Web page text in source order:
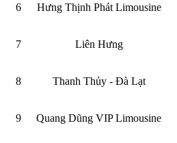
6 Hưng Thịnh Phát Limousine
7 Liên Hưng
8 Thanh Thủy - Đà Lạt
9 Quang Dũng VIP Limousine